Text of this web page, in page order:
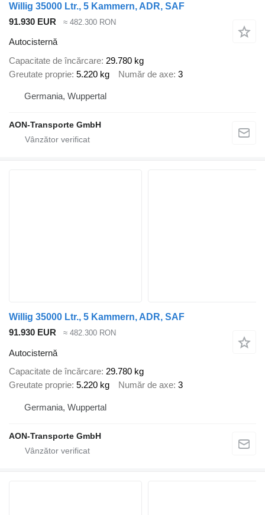
Willig 35000 Ltr., 5 Kammern, ADR, SAF
91.930 EUR
≈ 482.300 RON
Autocisternă
Capacitate de încărcare 29.780 kg
Greutate proprie 5.220 kg Număr de axe 3
Germania, Wuppertal
AON-Transporte GmbH
Willig 35000 Ltr., 5 Kammern, ADR, SAF
91.930 EUR
≈ 482.300 RON
Autocisternă
Capacitate de încărcare 29.780 kg
Greutate proprie 5.220 kg Număr de axe 3
Germania, Wuppertal
AON-Transporte GmbH